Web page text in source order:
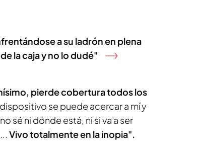
a su ladrón en plena
la caja y no lo dudé"
pierde cobertura todos los
se puede acercar a mí y
sé ni dónde está, ni si va a ser
Vivo totalmente en la inopia".